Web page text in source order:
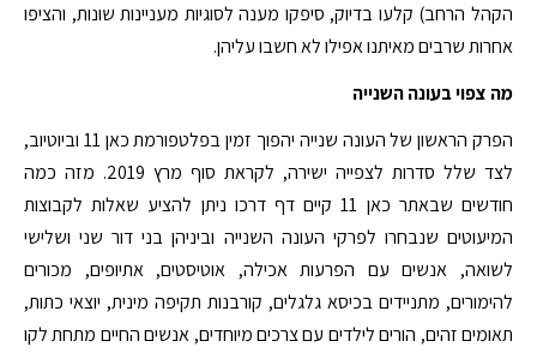
הקהל הרחב) קלעו בדיוק, סיפקו מענה לסוגיות מעניינות שונות, והציפו
אחרות שרבים מאיתנו אפילו לא חשבו עליהן.
מה צפוי בעונה השנייה
הפרק הראשון של העונה שנייה יהפוך זמין בפלטפורמת כאן 11 וביוטיוב,
לצד שלל סדרות לצפייה ישירה, לקראת סוף מרץ 2019. מזה כמה
חודשים שבאתר כאן 11 קיים דף דרכו ניתן להציע שאלות לקבוצות
המיעוטים שנבחרו לפרקי העונה השנייה וביניהן בני דור שני ושלישי
לשואה, אנשים עם הפרעות אכילה, אוטיסטים, אתיופים, מכורים
להימורים, מתניידים בכיסא גלגלים, קורבנות תקיפה מינית, יוצאי כתות,
תאומים זהים, הורים לילדים עם צרכים מיוחדים, אנשים החיים מתחת לקו